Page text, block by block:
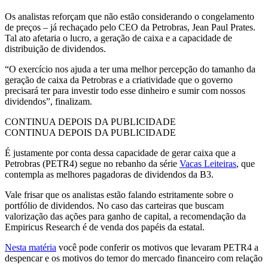
Os analistas reforçam que não estão considerando o congelamento
de preços – já rechaçado pelo CEO da Petrobras, Jean Paul Prates.
Tal ato afetaria o lucro, a geração de caixa e a capacidade de
distribuição de dividendos.
“O exercício nos ajuda a ter uma melhor percepção do tamanho da
geração de caixa da Petrobras e a criatividade que o governo
precisará ter para investir todo esse dinheiro e sumir com nossos
dividendos”, finalizam.
CONTINUA DEPOIS DA PUBLICIDADE
CONTINUA DEPOIS DA PUBLICIDADE
É justamente por conta dessa capacidade de gerar caixa que a
Petrobras (PETR4) segue no rebanho da série Vacas Leiteiras, que
contempla as melhores pagadoras de dividendos da B3.
Vale frisar que os analistas estão falando estritamente sobre o
portfólio de dividendos. No caso das carteiras que buscam
valorização das ações para ganho de capital, a recomendação da
Empiricus Research é de venda dos papéis da estatal.
Nesta matéria você pode conferir os motivos que levaram PETR4 a
despencar e os motivos do temor do mercado financeiro com relação